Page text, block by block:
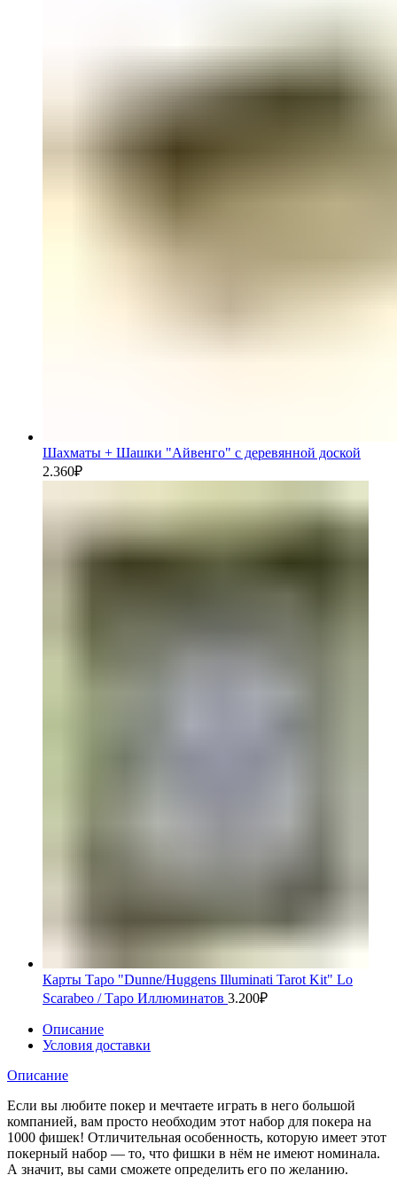
Шахматы + Шашки "Айвенго" с деревянной доской
2.360₽
Карты Таро "Dunne/Huggens Illuminati Tarot Kit" Lo
Scarabeo / Таро Иллюминатов 3.200₽
Описание
Условия доставки
Описание
Если вы любите покер и мечтаете играть в него большой
компанией, вам просто необходим этот набор для покера на
1000 фишек! Отличительная особенность, которую имеет этот
покерный набор — то, что фишки в нём не имеют номинала.
А значит, вы сами сможете определить его по желанию.